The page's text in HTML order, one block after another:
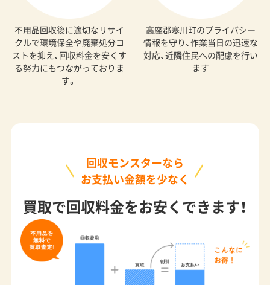
不用品回収後に適切なリサイ
クルで環境保全や廃棄処分コ
ストを抑え、回収料金を安くす
る努力にもつながっておりま
す。
高座郡寒川町のプライバシー
情報を守り、作業当日の迅速な
対応、近隣住民への配慮を行い
ます
回収モンスターなら
お支払い金額を少なく
買取で回収料金をお安くできます！